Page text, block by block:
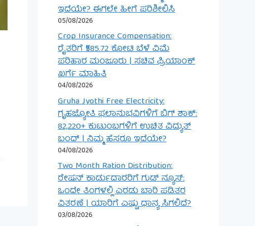
ಇದೆಯೇ? ಈಗಲೇ ಹೀಗೆ ಪರಿಶೀಲಿಸಿ
05/08/2026
Crop Insurance Compensation:
ರೈತರಿಗೆ ₹585.72 ಕೋಟಿ ಬೆಳೆ ವಿಮೆ
ಪರಿಹಾರ ಮಂಜೂರು | ಸಚಿವ ಪ್ರಿಯಾಂಕ್
ಖರ್ಗೆ ಮಾಹಿತಿ
04/08/2026
Gruha Jyothi Free Electricity:
ಗೃಹಜ್ಯೋತಿ ಫಲಾನುಭವಿಗಳಿಗೆ ಬಿಗ್ ಶಾಕ್:
82,220+ ಕುಟುಂಬಗಳಿಗೆ ಉಚಿತ ವಿದ್ಯುತ್
ಬಂದ್ | ನಿಮ್ಮ ಹೆಸರೂ ಇದೆಯೇ?
04/08/2026
Two Month Ration Distribution:
ರೇಷನ್ ಕಾರ್ಡುದಾರರಿಗೆ ಗುಡ್ ನ್ಯೂಸ್:
ಒಂದೇ ತಿಂಗಳಲ್ಲಿ ಎರಡು ಬಾರಿ ಪಡಿತರ
ವಿತರಣೆ | ಯಾರಿಗೆ ಎಷ್ಟು ಧಾನ್ಯ ಸಿಗಲಿದೆ?
03/08/2026